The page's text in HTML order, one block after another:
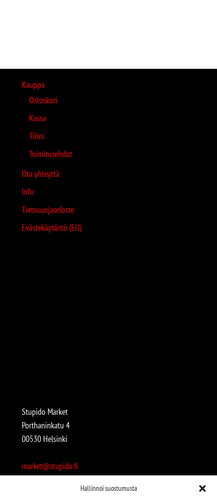
Hallinnoi suostumusta
Kauppa
Ostoskori
Kassa
Tilini
Toimitusehdot
Ota yhteyttä
Info
Tietosuojaseloste
Evästekäytäntö (EU)
Stupido Market
Porthaninkatu 4
00530 Helsinki
market@stupido.fi